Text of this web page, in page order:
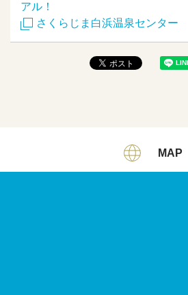
アル！
さくらじま白浜温泉センター
MAP